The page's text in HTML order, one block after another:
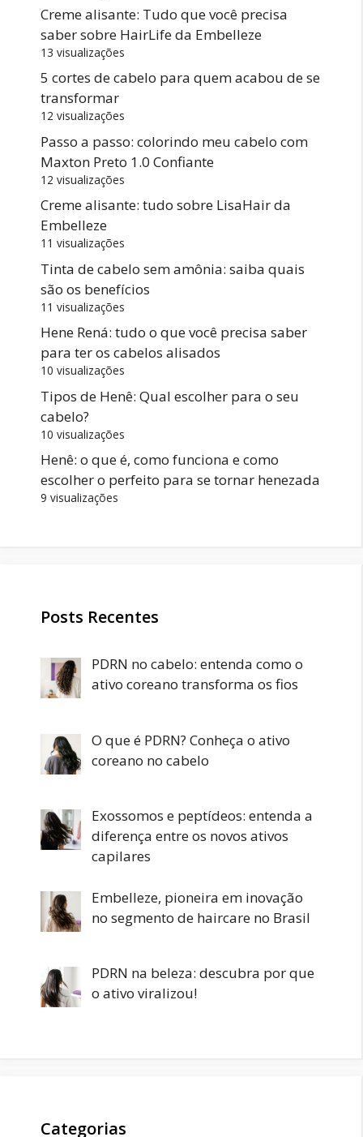
Creme alisante: Tudo que você precisa
saber sobre HairLife da Embelleze
13 visualizações
5 cortes de cabelo para quem acabou de se
transformar
12 visualizações
Passo a passo: colorindo meu cabelo com
Maxton Preto 1.0 Confiante
12 visualizações
Creme alisante: tudo sobre LisaHair da
Embelleze
11 visualizações
Tinta de cabelo sem amônia: saiba quais
são os benefícios
11 visualizações
Hene Rená: tudo o que você precisa saber
para ter os cabelos alisados
10 visualizações
Tipos de Henê: Qual escolher para o seu
cabelo?
10 visualizações
Henê: o que é, como funciona e como
escolher o perfeito para se tornar henezada
9 visualizações
Posts Recentes
PDRN no cabelo: entenda como o
ativo coreano transforma os fios
O que é PDRN? Conheça o ativo
coreano no cabelo
Exossomos e peptídeos: entenda a
diferença entre os novos ativos
capilares
Embelleze, pioneira em inovação
no segmento de haircare no Brasil
PDRN na beleza: descubra por que
o ativo viralizou!
Categorias